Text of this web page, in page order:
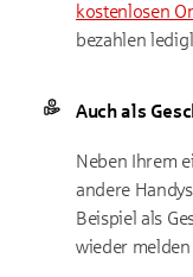
kostenlosen
bezahlen
Auch als
Neben Ihrem
andere
Beispiel als
wieder melden